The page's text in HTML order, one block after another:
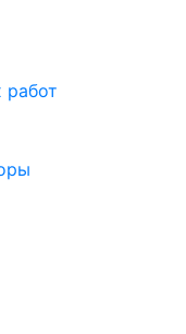
работ